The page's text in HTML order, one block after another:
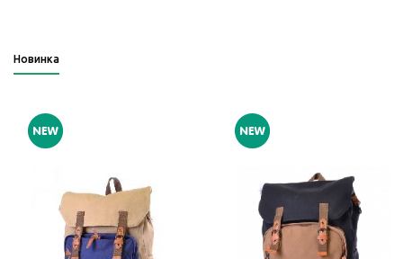
Новинка